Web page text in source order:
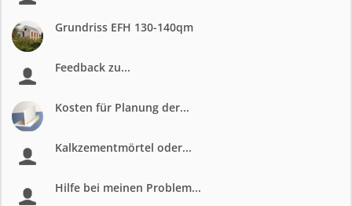
Grundriss EFH 130-140qm
Feedback zu...
Kosten für Planung der...
Kalkzementmörtel oder...
Hilfe bei meinen Problem...